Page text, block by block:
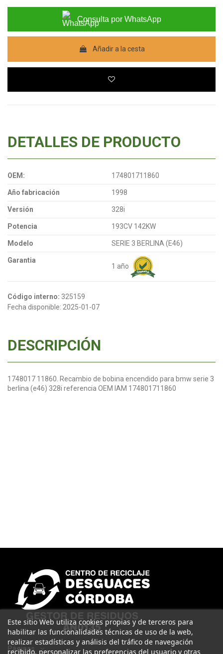
Consulta por WhatsApp
Añadir a la cesta
DETALLES DE PRODUCTO
OEM: 174801711860
Año fabricación 1998
Versión 328i
Potencia 193CV 142KW
Modelo SERIE 3 BERLINA (E46)
Garantia
1 año
Código interno: 325159
Fecha disponible: 2025-01-07
DESCRIPCIÓN
1748017 11860. Recambio de bobina encendido para bmw serie 3
berlina (e46) 328i referencia OEM IAM 174801711860
Páginas
Este sitio Web utiliza cookies propias y de terceros para
habilitar las funcionalidades técnicas de uso de la web,
realizar estadísticas y análisis del tráfico de navegación
recibido, personalizar las preferencias del usuario y otras